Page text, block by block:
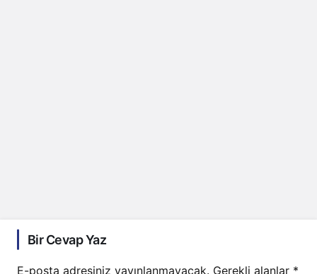
Bir Cevap Yaz
E-posta adresiniz yayınlanmayacak. Gerekli alanlar *